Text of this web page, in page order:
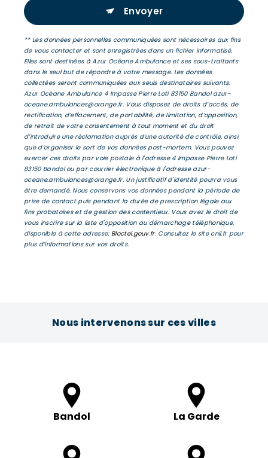
Envoyer
** Les données personnelles communiquées sont nécessaires aux fins
de vous contacter et sont enregistrées dans un fichier informatisé.
Elles sont destinées à Azur Océane Ambulance et ses sous-traitants
dans le seul but de répondre à votre message. Les données
collectées seront communiquées aux seuls destinataires suivants:
Azur Océane Ambulance 4 Impasse Pierre Loti 83150 Bandol azur-
oceane.ambulances@orange.fr. Vous disposez de droits d’accès, de
rectification, d’effacement, de portabilité, de limitation, d’opposition,
de retrait de votre consentement à tout moment et du droit
d’introduire une réclamation auprès d’une autorité de contrôle, ainsi
que d’organiser le sort de vos données post-mortem. Vous pouvez
exercer ces droits par voie postale à l'adresse 4 Impasse Pierre Loti
83150 Bandol ou par courrier électronique à l'adresse azur-
oceane.ambulances@orange.fr. Un justificatif d'identité pourra vous
être demandé. Nous conservons vos données pendant la période de
prise de contact puis pendant la durée de prescription légale aux
fins probatoires et de gestion des contentieux. Vous avez le droit de
vous inscrire sur la liste d'opposition au démarchage téléphonique,
disponible à cette adresse: Bloctel.gouv.fr. Consultez le site cnil.fr pour
plus d’informations sur vos droits.
Nous intervenons sur ces villes
Bandol La Garde